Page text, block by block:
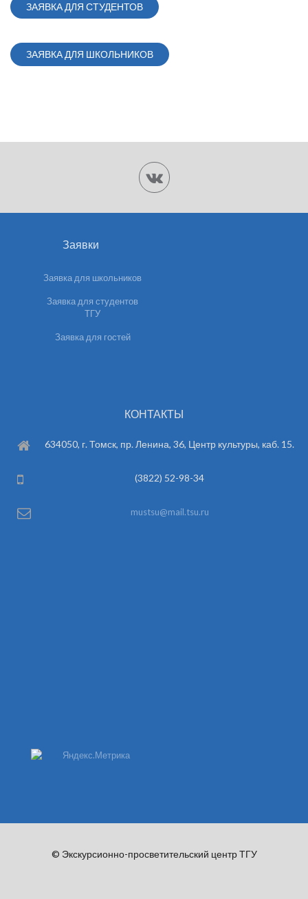
ЗАЯВКА ДЛЯ СТУДЕНТОВ
ЗАЯВКА ДЛЯ ШКОЛЬНИКОВ
Заявки
Заявка для школьников
Заявка для студентов
ТГУ
Заявка для гостей
КОНТАКТЫ
634050, г. Томск, пр. Ленина, 36, Центр культуры, каб. 15.
(3822) 52-98-34
mustsu@mail.tsu.ru
© Экскурсионно-просветительский центр ТГУ